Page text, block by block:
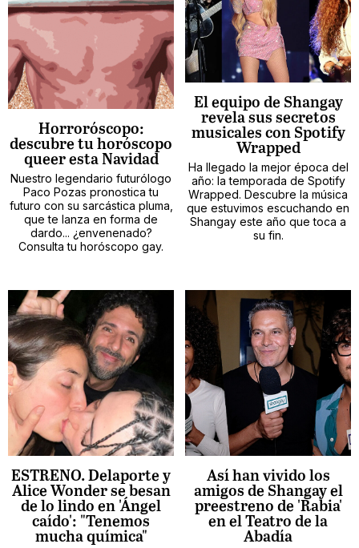
Horroróscopo:
descubre tu horóscopo
queer esta Navidad
Nuestro legendario futurólogo
Paco Pozas pronostica tu
futuro con su sarcástica pluma,
que te lanza en forma de
dardo... ¿envenenado?
Consulta tu horóscopo gay.
El equipo de Shangay
revela sus secretos
musicales con Spotify
Wrapped
Ha llegado la mejor época del
año: la temporada de Spotify
Wrapped. Descubre la música
que estuvimos escuchando en
Shangay este año que toca a
su fin.
ESTRENO. Delaporte y
Alice Wonder se besan
de lo lindo en 'Ángel
caído': "Tenemos
mucha química"
Así han vivido los
amigos de Shangay el
preestreno de 'Rabia'
en el Teatro de la
Abadía